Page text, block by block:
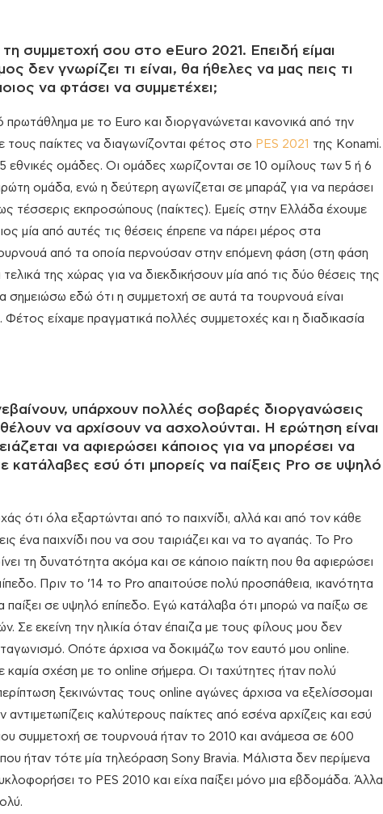
συμμετοχή σου στο eEuro 2021. Επειδή είμαι
δεν γνωρίζει τι είναι, θα ήθελες να μας πεις τι
να φτάσει να συμμετέχει;
πρωτάθλημα με το Euro και διοργανώνεται κανονικά από την
παίκτες να διαγωνίζονται φέτος στο PES 2021 της Konami.
ομάδες. Οι ομάδες χωρίζονται σε 10 ομίλους των 5 ή 6
ομάδα, ενώ η δεύτερη αγωνίζεται σε μπαράζ για να περάσει
τέσσερις εκπροσώπους (παίκτες). Εμείς στην Ελλάδα έχουμε
μία από αυτές τις θέσεις έπρεπε να πάρει μέρος στα
από τα οποία περνούσαν στην επόμενη φάση (στη φάση
της χώρας για να διεκδικήσουν μία από τις δύο θέσεις της
εδώ ότι η συμμετοχή σε αυτά τα τουρνουά είναι
είχαμε πραγματικά πολλές συμμετοχές και η διαδικασία
υπάρχουν πολλές σοβαρές διοργανώσεις
να αρχίσουν να ασχολούνται. Η ερώτηση είναι
να αφιερώσει κάποιος για να μπορέσει να
κατάλαβες εσύ ότι μπορείς να παίξεις Pro σε υψηλό
ότι όλα εξαρτώνται από το παιχνίδι, αλλά και από τον κάθε
ένα παιχνίδι που να σου ταιριάζει και να το αγαπάς. Το Pro
τη δυνατότητα ακόμα και σε κάποιο παίκτη που θα αφιερώσει
Πριν το ’14 το Pro απαιτούσε πολύ προσπάθεια, ικανότητα
παίξει σε υψηλό επίπεδο. Εγώ κατάλαβα ότι μπορώ να παίξω σε
Σε εκείνη την ηλικία όταν έπαιζα με τους φίλους μου δεν
Οπότε άρχισα να δοκιμάζω τον εαυτό μου online.
σχέση με το online σήμερα. Οι ταχύτητες ήταν πολύ
ξεκινώντας τους online αγώνες άρχισα να εξελίσσομαι
καλύτερους παίκτες από εσένα αρχίζεις και εσύ
συμμετοχή σε τουρνουά ήταν το 2010 και ανάμεσα σε 600
ήταν τότε μία τηλεόραση Sony Bravia. Μάλιστα δεν περίμενα
το PES 2010 και είχα παίξει μόνο μια εβδομάδα. Άλλα